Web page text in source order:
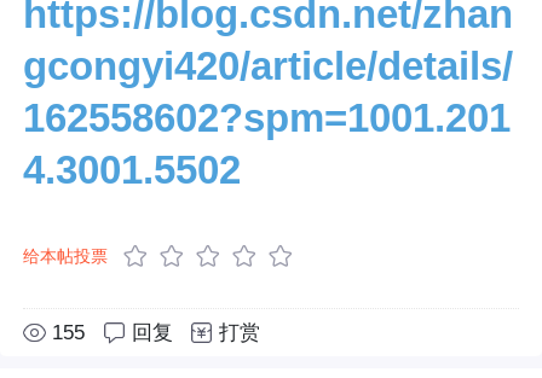
https://blog.csdn.net/zhan
gcongyi420/article/details/
162558602?spm=1001.201
4.3001.5502
给本帖投票
155 回复 打赏